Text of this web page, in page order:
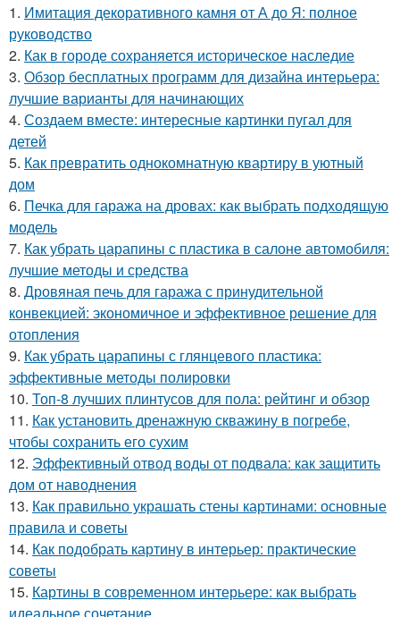
1. Имитация декоративного камня от А до Я: полное
руководство
2. Как в городе сохраняется историческое наследие
3. Обзор бесплатных программ для дизайна интерьера:
лучшие варианты для начинающих
4. Создаем вместе: интересные картинки пугал для
детей
5. Как превратить однокомнатную квартиру в уютный
дом
6. Печка для гаража на дровах: как выбрать подходящую
модель
7. Как убрать царапины с пластика в салоне автомобиля:
лучшие методы и средства
8. Дровяная печь для гаража с принудительной
конвекцией: экономичное и эффективное решение для
отопления
9. Как убрать царапины с глянцевого пластика:
эффективные методы полировки
10. Топ-8 лучших плинтусов для пола: рейтинг и обзор
11. Как установить дренажную скважину в погребе,
чтобы сохранить его сухим
12. Эффективный отвод воды от подвала: как защитить
дом от наводнения
13. Как правильно украшать стены картинами: основные
правила и советы
14. Как подобрать картину в интерьер: практические
советы
15. Картины в современном интерьере: как выбрать
идеальное сочетание